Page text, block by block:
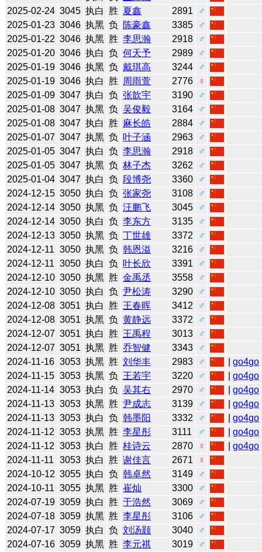
2025-02-24 3045 执白 胜 夏鑫 2891
♂
2025-01-23 3046 执黑 负 陈豪鑫 3385
♂
2025-01-22 3046 执黑 胜 李思瀚 2918
♂
2025-01-20 3046 执白 负 何天予 2989
♂
2025-01-19 3046 执黑 负 戴琪高 3244
♂
2025-01-19 3046 执白 胜 周雨萱 2776
♀
2025-01-09 3047 执白 负 张歆宇 3190
♂
2025-01-08 3047 执黑 负 吴俊毅 3164
♂
2025-01-08 3047 执白 胜 麻长皓 2884
♂
2025-01-07 3047 执黑 负 叶子涵 2963
♂
2025-01-05 3047 执白 负 李思瀚 2918
♂
2025-01-05 3047 执黑 负 林子杰 3262
♂
2025-01-04 3047 执白 负 段博尧 3360
♂
2024-12-15 3050 执白 负 张家尧 3108
♂
2024-12-14 3050 执黑 负 汪鹏飞 3045
♂
2024-12-14 3050 执白 负 李东方 3135
♂
2024-12-13 3050 执黑 负 丁世雄 3372
♂
2024-12-11 3050 执黑 负 韩恩溢 3216
♂
2024-12-11 3050 执白 负 叶长欣 3391
♂
2024-12-10 3050 执黑 胜 金禹丞 3558
♂
2024-12-10 3050 执白 负 尹松涛 3290
♂
2024-12-08 3051 执白 胜 王春晖 3412
♂
2024-12-08 3051 执黑 负 黄静远 3372
♂
2024-12-07 3051 执白 胜 王禹程 3013
♂
2024-12-07 3051 执黑 胜 乔智健 3343
♂
2024-11-16 3053 执黑 胜 刘华丰 2983 ♂ |go4go
2024-11-15 3053 执黑 负 王若宇 3220 ♂ |go4go
2024-11-14 3053 执白 负 吴其右 2970 ♂ |go4go
2024-11-13 3053 执黑 胜 尹成志 3139 ♂ |go4go
2024-11-13 3053 执白 负 韩墨阳 3332 ♂ |go4go
2024-11-12 3053 执黑 胜 李星彤 3111 ♂ |go4go
2024-11-12 3053 执白 胜 桂诗云 2870 ♀ |go4go
2024-11-11
3053 执白 胜 谢佳言 2671
♀
2024-10-12 3055 执白 负 韩卓然 3149
♂
2024-10-11 3055 执黑 胜 崔灿 3300
♂
2024-07-19 3059 执白 胜 于浩然 3069
♂
2024-07-18 3059 执黑 胜 李星彤 3106
♂
2024-07-17 3059 执白 负 刘汤颢 3040
♂
2024-07-16 3059 执黑 胜 李元祺 3019
♂